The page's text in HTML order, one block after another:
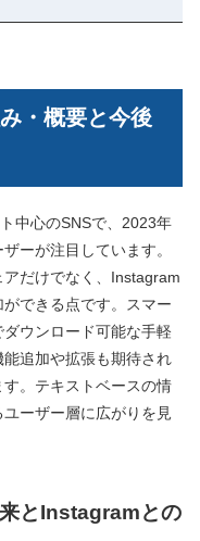
・概要と今後
中心のSNSで、2023年
ーが注目しています。
だけでなく、Instagram
できる点です。スマー
ウンロード可能な手軽
追加や拡張も期待され
。テキストベースの情
ーザー層に広がりを見
とInstagramとの